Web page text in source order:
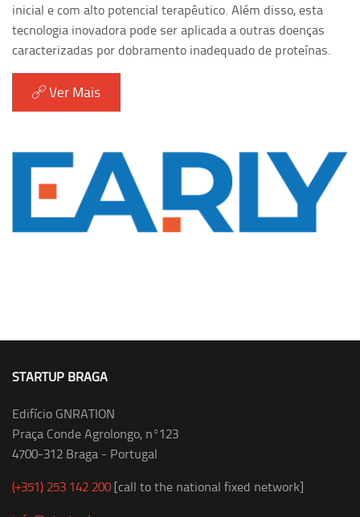
inicial e com alto potencial terapêutico. Além disso, esta
tecnologia inovadora pode ser aplicada a outras doenças
caracterizadas por dobramento inadequado de proteínas.
Ver Mais
STARTUP BRAGA
Edifício GNRATION
Praça Conde Agrolongo, nº123
4700-312 Braga - Portugal
(+351) 253 142 200[call to the national fixed network]